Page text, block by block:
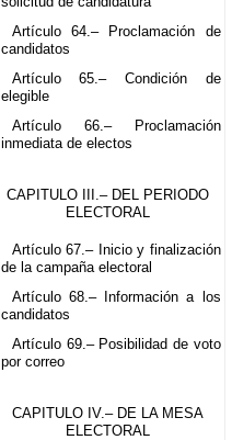
Artículo 64.– Proclamación de
candidatos
Artículo 65.– Condición de
elegible
Artículo 66.– Proclamación
inmediata de electos
CAPITULO III.– DEL PERIODO
ELECTORAL
Artículo 67.– Inicio y finalización
de la campaña electoral
Artículo 68.– Información a los
candidatos
Artículo 69.– Posibilidad de voto
por correo
CAPITULO IV.– DE LA MESA
ELECTORAL